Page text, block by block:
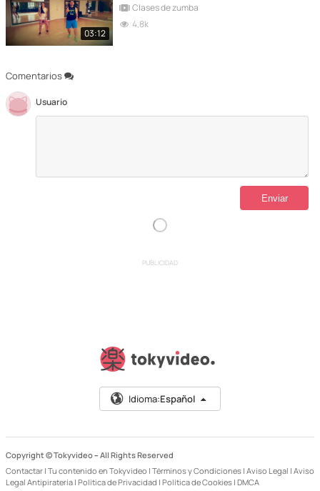
Comentarios
Usuario
03:12
Clases de zumba
4,8k
PUBLICIDAD
Idioma:Español
Copyright © Tokyvideo – All Rights Reserved
Contactar | Tu contenido en Tokyvideo | Términos y Condiciones | Aviso Legal | Aviso
Legal Antipiratería | Política de Privacidad | Política de Cookies | DMCA